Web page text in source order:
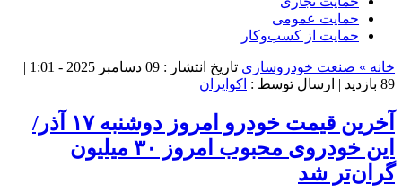
حمایت عمومی
حمایت از کسب‌وکار
خانه » صنعت خودروسازی تاریخ انتشار : 09 دسامبر 2025 - 1:01 |
89 بازدید
| ارسال توسط : اکوایران
آخرین قیمت خودرو امروز دوشنبه ۱۷ آذر/
این خودروی محبوب امروز ۳۰ میلیون
گران‌تر شد